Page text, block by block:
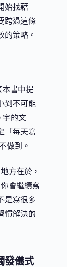
始找藉
跨過這條
的策略。
本書中提
到不可能
字的文
「每天寫
做到。
方在於，
會繼續寫
是寫很多
慣解決的
發儀式